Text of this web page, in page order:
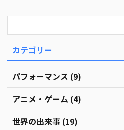
カテゴリー
パフォーマンス (9)
アニメ・ゲーム (4)
世界の出来事 (19)